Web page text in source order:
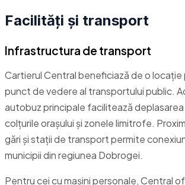
Facilități și transport
Infrastructura de transport
Cartierul Central beneficiază de o locație
punct de vedere al transportului public.
autobuz principale facilitează
colțurile orașului și zonele limitrofe.
gări și stații de transport permite
municipii din regiunea Dobrogei.
Pentru cei cu mașini personale, Central